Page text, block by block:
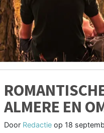
ALMERE EN
Door Redactie op 18